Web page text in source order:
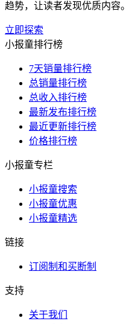
趋势，让读者发现优质内容。
立即探索
小报童排行榜
7天销量排行榜
总销量排行榜
总收入排行榜
最新发布排行榜
最近更新排行榜
价格排行榜
小报童专栏
小报童搜索
小报童优惠
小报童精选
链接
订阅制和买断制
支持
关于我们